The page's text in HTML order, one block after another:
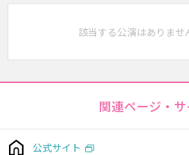
該当する公演はありませ
関連ページ・サ
公式サイト